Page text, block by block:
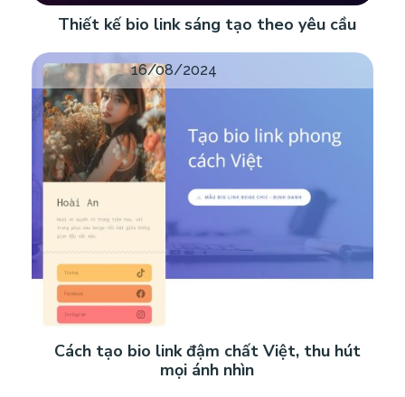
Thiết kế bio link sáng tạo theo yêu cầu
16/08/2024
Cách tạo bio link đậm chất Việt, thu hút
mọi ánh nhìn